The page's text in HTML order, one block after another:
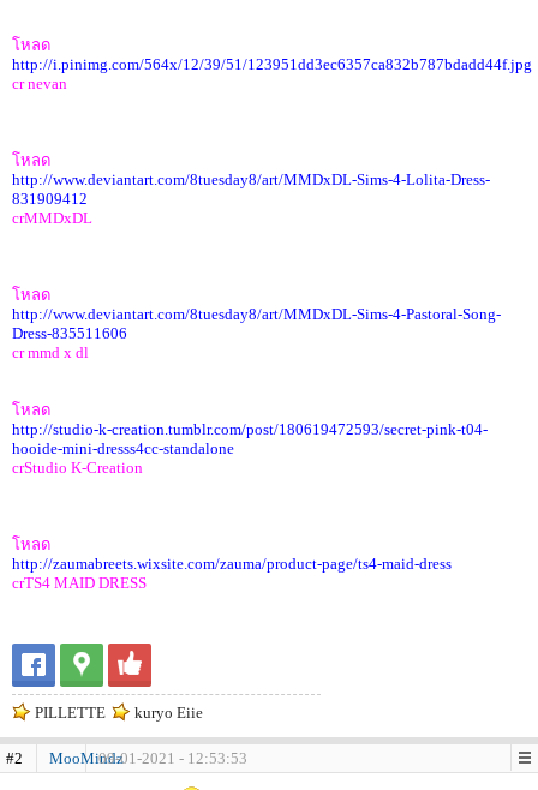
โหลด
http://i.pinimg.com/564x/12/39/51/123951dd3ec6357ca832b787bdadd44f.jpg
cr nevan
โหลด
http://www.deviantart.com/8tuesday8/art/MMDxDL-Sims-4-Lolita-Dress-
831909412
crMMDxDL
โหลด
http://www.deviantart.com/8tuesday8/art/MMDxDL-Sims-4-Pastoral-Song-
Dress-835511606
cr mmd x dl
โหลด
http://studio-k-creation.tumblr.com/post/180619472593/secret-pink-t04-
hooide-mini-dresss4cc-standalone
crStudio K-Creation
โหลด
http://zaumabreets.wixsite.com/zauma/product-page/ts4-maid-dress
crTS4 MAID DRESS
PILLETTE kuryo Eiie
#2 MooMindz09-01-2021 - 12:53:53